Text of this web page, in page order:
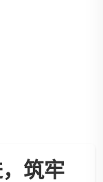
筑牢